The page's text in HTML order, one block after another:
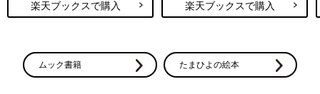
楽天ブックスで購入 楽天ブックスで購入
ムック書籍 たまひよの絵本